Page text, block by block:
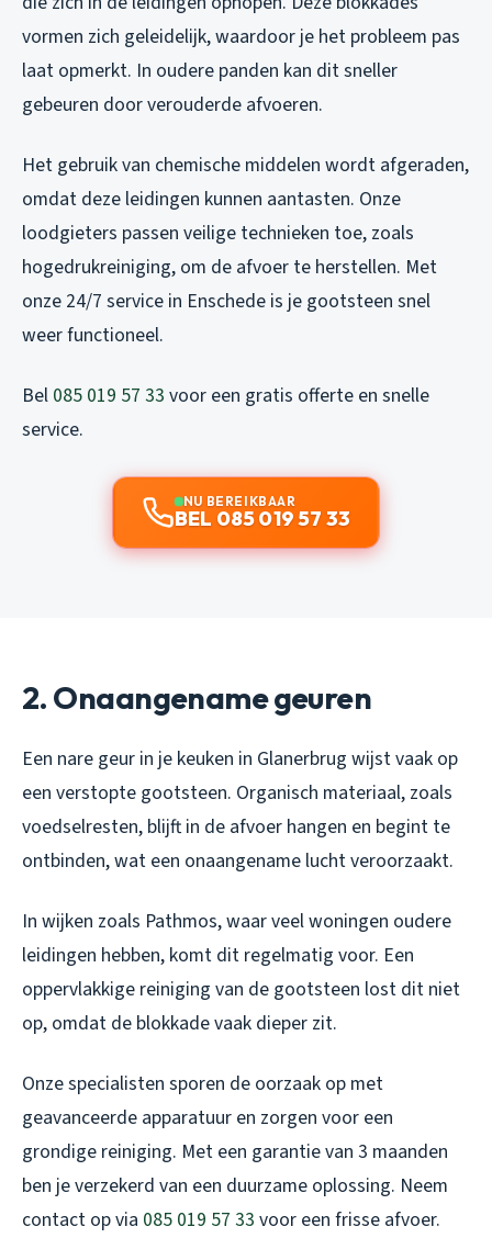
vormen zich geleidelijk, waardoor je het probleem pas
laat opmerkt. In oudere panden kan dit sneller
gebeuren door verouderde afvoeren.
Het gebruik van chemische middelen wordt afgeraden,
omdat deze leidingen kunnen aantasten. Onze
loodgieters passen veilige technieken toe, zoals
hogedrukreiniging, om de afvoer te herstellen. Met
onze 24/7 service in Enschede is je gootsteen snel
weer functioneel.
Bel 085 019 57 33 voor een gratis offerte en snelle
service.
NU BEREIKBAAR
BEL 085 019 57 33
2. Onaangename geuren
Een nare geur in je keuken in Glanerbrug wijst vaak op
een verstopte gootsteen. Organisch materiaal, zoals
voedselresten, blijft in de afvoer hangen en begint te
ontbinden, wat een onaangename lucht veroorzaakt.
In wijken zoals Pathmos, waar veel woningen oudere
leidingen hebben, komt dit regelmatig voor. Een
oppervlakkige reiniging van de gootsteen lost dit niet
op, omdat de blokkade vaak dieper zit.
Onze specialisten sporen de oorzaak op met
geavanceerde apparatuur en zorgen voor een
grondige reiniging. Met een garantie van 3 maanden
ben je verzekerd van een duurzame oplossing. Neem
contact op via 085 019 57 33 voor een frisse afvoer.